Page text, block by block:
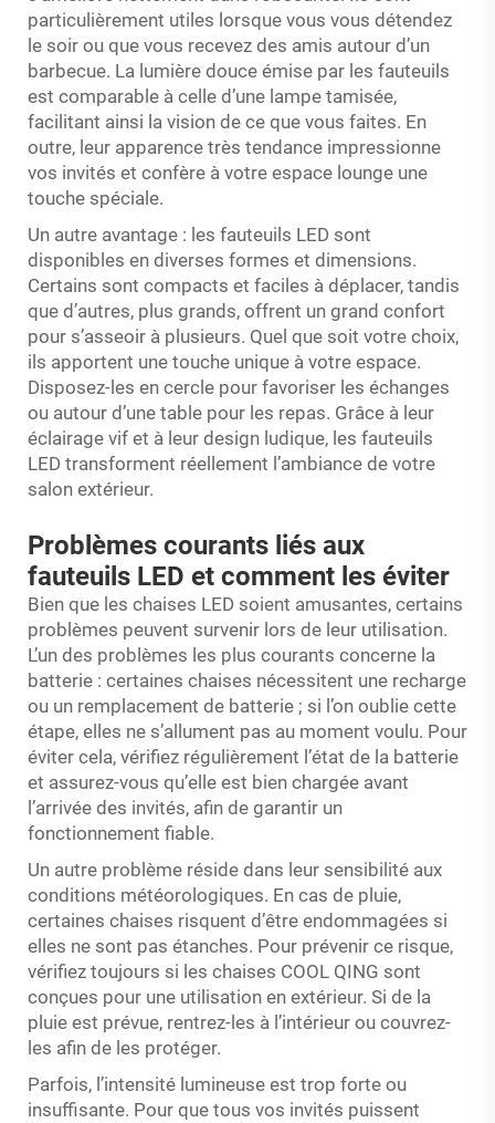
particulièrement utiles lorsque vous vous détendez
le soir ou que vous recevez des amis autour d’un
barbecue. La lumière douce émise par les fauteuils
est comparable à celle d’une lampe tamisée,
facilitant ainsi la vision de ce que vous faites. En
outre, leur apparence très tendance impressionne
vos invités et confère à votre espace lounge une
touche spéciale.
Un autre avantage : les fauteuils LED sont
disponibles en diverses formes et dimensions.
Certains sont compacts et faciles à déplacer, tandis
que d’autres, plus grands, offrent un grand confort
pour s’asseoir à plusieurs. Quel que soit votre choix,
ils apportent une touche unique à votre espace.
Disposez-les en cercle pour favoriser les échanges
ou autour d’une table pour les repas. Grâce à leur
éclairage vif et à leur design ludique, les fauteuils
LED transforment réellement l’ambiance de votre
salon extérieur.
Problèmes courants liés aux
fauteuils LED et comment les éviter
Bien que les chaises LED soient amusantes, certains
problèmes peuvent survenir lors de leur utilisation.
L’un des problèmes les plus courants concerne la
batterie : certaines chaises nécessitent une recharge
ou un remplacement de batterie ; si l’on oublie cette
étape, elles ne s’allument pas au moment voulu. Pour
éviter cela, vérifiez régulièrement l’état de la batterie
et assurez-vous qu’elle est bien chargée avant
l’arrivée des invités, afin de garantir un
fonctionnement fiable.
Un autre problème réside dans leur sensibilité aux
conditions météorologiques. En cas de pluie,
certaines chaises risquent d’être endommagées si
elles ne sont pas étanches. Pour prévenir ce risque,
vérifiez toujours si les chaises COOL QING sont
conçues pour une utilisation en extérieur. Si de la
pluie est prévue, rentrez-les à l’intérieur ou couvrez-
les afin de les protéger.
Parfois, l’intensité lumineuse est trop forte ou
insuffisante. Pour que tous vos invités puissent